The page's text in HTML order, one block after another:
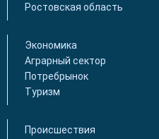
Ростовская область
Экономика
Аграрный сектор
Потребрынок
Туризм
Происшествия